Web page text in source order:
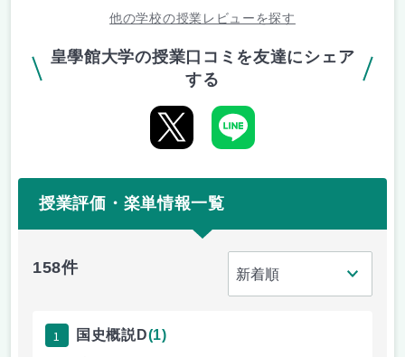
他の学校の授業レビューを探す
皇學館大学の授業口コミを友達にシェア
する
授業評価・楽単情報一覧
158件
1 国史概説D(1)